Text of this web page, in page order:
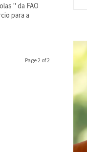
" da FAO
para a
Page 2 of 2